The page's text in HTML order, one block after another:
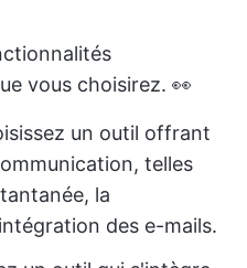
vous choisirez. 👀
un outil offrant
telles
la
des e-mails.